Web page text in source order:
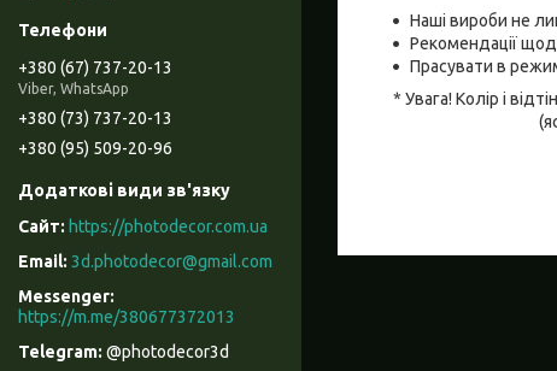
Наші вироби не
Рекомендації
Прасувати в
* Увага! Колір і
+380 (67) 737-20-13
Viber, WhatsApp
+380 (73) 737-20-13
+380 (95) 509-20-96
https://photodecor.com.ua
3d.photodecor@gmail.com
https://m.me/380677372013
@photodecor3d